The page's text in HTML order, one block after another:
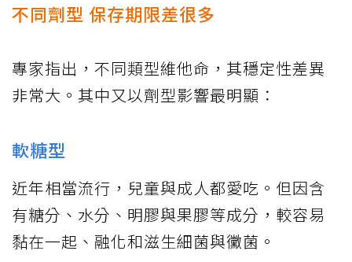
不同劑型 保存期限差很多
專家指出，不同類型維他命，其穩定性差異
非常大。其中又以劑型影響最明顯：
軟糖型
近年相當流行，兒童與成人都愛吃。但因含
有糖分、水分、明膠與果膠等成分，較容易
黏在一起、融化和滋生細菌與黴菌。